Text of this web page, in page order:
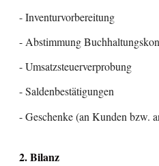
- Inventurvorbereitung
- Abstimmung
- Umsatzsteuerverprobung
- Saldenbestätigungen
- Geschenke (an Kunden bzw.
2. Bilanz